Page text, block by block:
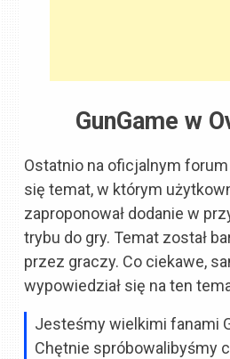
GunGame w
Ostatnio na oficjalnym
się temat, w którym
zaproponował dodanie w
trybu do gry. Temat został
przez graczy. Co ciekawe,
wypowiedział się na ten
Jesteśmy wielkimi fanami
Chętnie spróbowalibyśmy